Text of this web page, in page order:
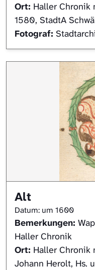
Ort: Haller Chronik
1580, StadtA
Fotograf:
Alt
Datum: um 1600
Bemerkungen:
Haller Chronik
Ort: Haller Chronik
Johann Herolt, Hs.